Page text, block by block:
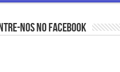
nos no Facebook